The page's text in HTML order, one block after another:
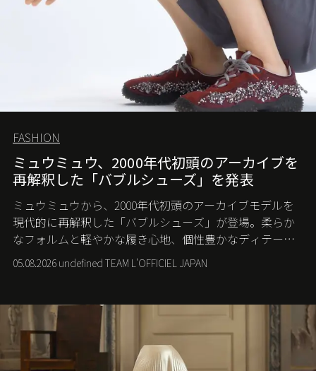
FASHION
ミュウミュウ、2000年代初頭のアーカイブを
再解釈した「バブルシューズ」を発表
ミュウミュウから、2000年代初頭のアーカイブモデルを
現代的に再解釈した「バブルシューズ」が登場。柔らか
なフォルムと軽やかな履き心地、個性豊かなディテール
が、スポーツウェアの美学に新たな表情を添える。
05.08.2026 undefined TEAM L'OFFICIEL JAPAN